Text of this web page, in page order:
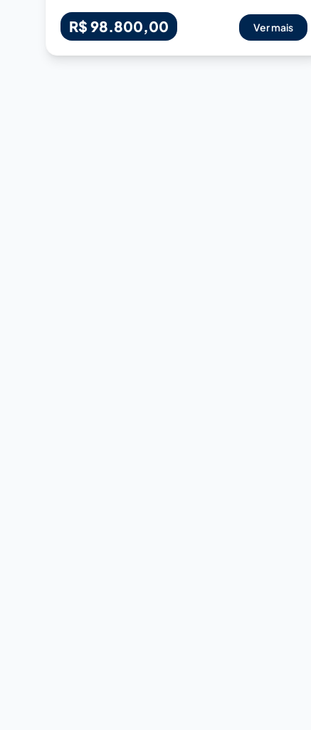
R$ 98.800,00 Ver mais